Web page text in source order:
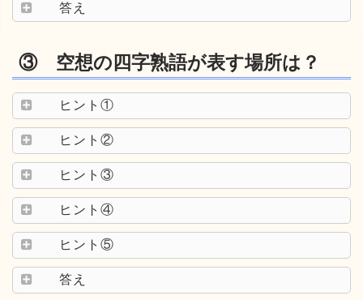
答え
③ 空想の四字熟語が表す場所は？
ヒント①
ヒント②
ヒント③
ヒント④
ヒント⑤
答え